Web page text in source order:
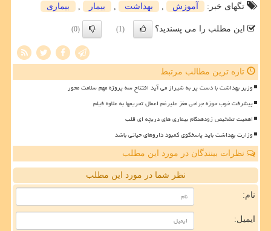
تگهای خبر:
آموزش بهداشت بیمار بیماری
این مطلب را می پسندید؟ (1)
(0)
تازه ترین مطالب مرتبط
وزیر بهداشت با دست پر به شیراز می آید افتتاح سه پروژه مهم سلامت محور
پیشرفت خوب حوزه جراحی مغز علیرغم اعمال تحریمها به علاوه فیلم
اهمیت تشخیص زودهنگام بیماری های دریچه ای قلب
وزارت بهداشت باید پاسخگوی کمبود داروهای حیاتی باشد
نظرات بینندگان در مورد این مطلب
نظر شما در مورد این مطلب
نام:
ایمیل: